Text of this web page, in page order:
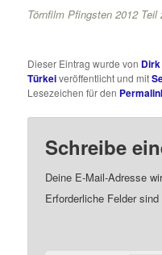
Törnfilm Pfingsten 2012 Teil
Dieser Eintrag wurde von Dirk
Türkeiveröffentlicht und mit
Lesezeichen für den
Schreibe
Deine E-Mail-Adresse
Erforderliche Felder